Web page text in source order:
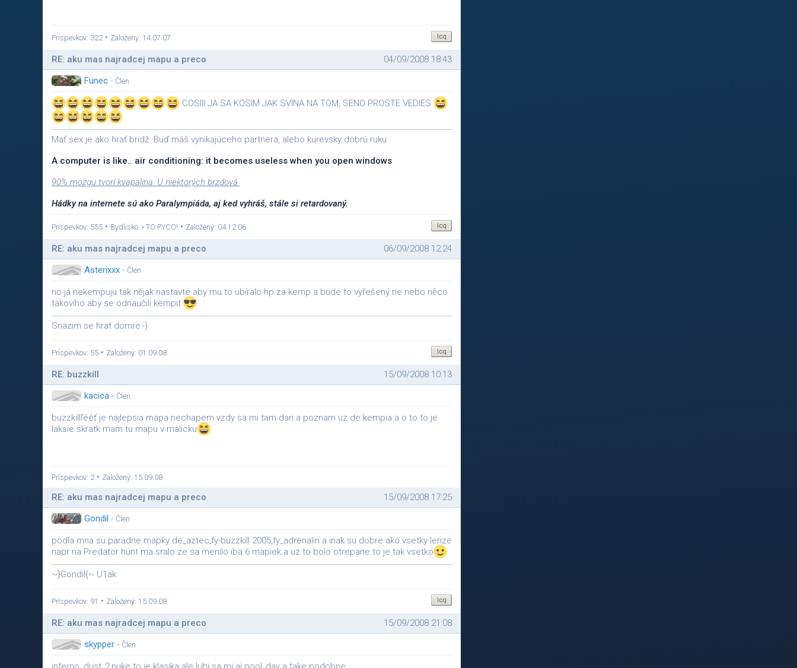
Príspevkov: 322• Založený: 14.07.07
RE: aku mas najradcej mapu a preco
04/09/2008 18:43
Funec - Člen
COSIII JA SA KOSIM JAK SVINA NA TOM, SENO PROSTE VEDIES
Mať sex je ako hrať bridž. Buď máš vynikajúceho partnera, alebo kurevsky dobrú ruku
A computer is like.. air conditioning: it becomes useless when you open windows
90% mozgu tvorí kvapalina. U niektorých brzdová.
Hádky na internete sú ako Paralympiáda, aj ked vyhráš, stále si retardovaný.
Príspevkov: 555 • Bydlisko: • TO PYCO! • Založený: 04.12.06
RE: aku mas najradcej mapu a preco
06/09/2008 12:24
Asterixxx - Člen
no já nekempuju tak nějak nastavte aby mu to ubíralo hp za kemp a bude to vyřešený ne nebo něco
takovího aby se odnaučili kempit
Snazim se hrat domre:-)
Príspevkov: 55 • Založený: 01.09.08
RE: buzzkill
15/09/2008 10:13
kacica - Člen
buzzkillľééť je najlepsia mapa nechapem vzdy sa mi tam dari a poznam uz de kempia a o to to je
laksie skratk mam tu mapu v malicku
Príspevkov: 2• Založený: 15.09.08
RE: aku mas najradcej mapu a preco
15/09/2008 17:25
Gondil - Člen
podla mna su paradne mapky de_aztec,fy-buzzkill 2005,fy_adrenalin a inak su dobre ako vsetky lenze
napr na Predator hunt ma sralo ze sa menilo iba 6 mapiek a uz to bolo otrepane.to je tak vsetko
~}Gondil{~ U1ak
Príspevkov: 91 • Založený: 15.09.08
RE: aku mas najradcej mapu a preco
15/09/2008 21:08
skypper - Člen